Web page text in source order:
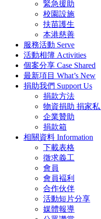
緊急援助
校園設施
扶苗護生
本港慈善
服務活動 Serve
活動相簿 Activities
個案分享 Case Shared
最新項目 What’s New
捐助我們 Support Us
捐款方法
物資捐助 捐家
企業贊助
捐款箱
相關資料 Information
下載表格
徵求義工
會員
會員褔利
合作伙伴
活動短片分享
媒體報導